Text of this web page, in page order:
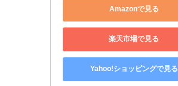
Amazonで見る
楽天市場で見る
Yahoo!ショッピングで見る